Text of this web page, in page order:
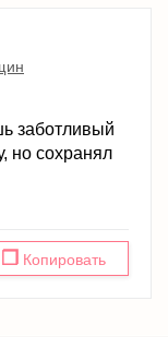
заботливый
но сохранял
❐ Копировать